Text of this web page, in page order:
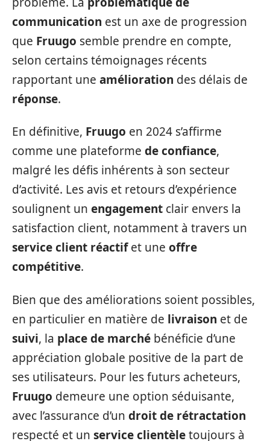
communication est un axe de progression
que Fruugo semble prendre en compte,
selon certains témoignages récents
rapportant une amélioration des délais de
réponse.
En définitive, Fruugo en 2024 s’affirme
comme une plateforme de confiance,
malgré les défis inhérents à son secteur
d’activité. Les avis et retours d’expérience
soulignent un engagement clair envers la
satisfaction client, notamment à travers un
service client réactifet une offre
compétitive.
Bien que des améliorations soient possibles,
en particulier en matière de livraison et de
suivi, la place de marché bénéficie d’une
appréciation globale positive de la part de
ses utilisateurs. Pour les futurs acheteurs,
Fruugo demeure une option séduisante,
avec l’assurance d’un droit de rétractation
respecté et un service clientèletoujours à